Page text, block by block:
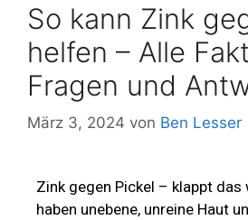
So kann Zink
helfen – Alle
Fragen und
März 3, 2024 von Ben Lesser
Zink gegen Pickel – klappt das
haben unebene, unreine Haut